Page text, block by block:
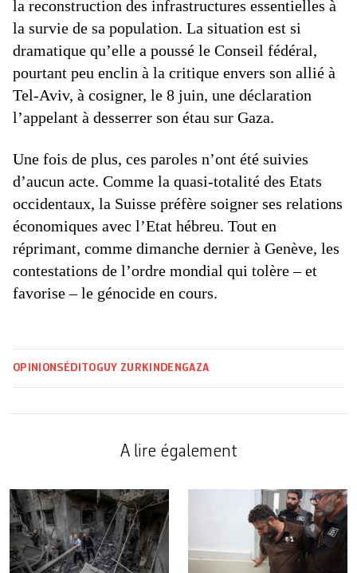
la reconstruction des infrastructures essentielles à
la survie de sa population. La situation est si
dramatique qu’elle a poussé le Conseil fédéral,
pourtant peu enclin à la critique envers son allié à
Tel-Aviv, à cosigner, le 8 juin, une déclaration
l’appelant à desserrer son étau sur Gaza.
Une fois de plus, ces paroles n’ont été suivies
d’aucun acte. Comme la quasi-totalité des Etats
occidentaux, la Suisse préfère soigner ses relations
économiques avec l’Etat hébreu. Tout en
réprimant, comme dimanche dernier à Genève, les
contestations de l’ordre mondial qui tolère – et
favorise – le génocide en cours.
OPINIONS ÉDITOGUY ZURKINDEN GAZA
A lire également